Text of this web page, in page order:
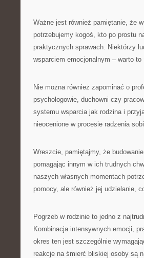
Ważne jest również pamiętanie, że
potrzebujemy kogoś, kto po prostu
praktycznych sprawach. Niektórzy
wsparciem emocjonalnym – warto
Nie można również zapominać o
psychologowie, duchowni czy
systemu wsparcia jak rodzina i
nieocenione w procesie radzenia
Wreszcie, pamiętajmy, że
pomagając innym w ich trudnych
naszych własnych momentach
pomocy, ale również jej udzielanie,
Pogrzeb w rodzinie to jedno z
Kombinacja intensywnych emocji,
okres ten jest szczególnie
reakcje na śmierć bliskiej osoby są